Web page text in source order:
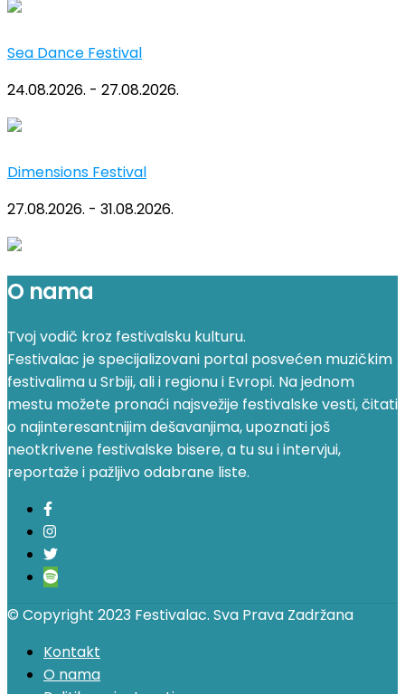
Sea Dance Festival
24.08.2026. - 27.08.2026.
Dimensions Festival
27.08.2026. - 31.08.2026.
O nama
Tvoj vodič kroz festivalsku kulturu.
Festivalac je specijalizovani portal posvećen muzičkim
festivalima u Srbiji, ali i regionu i Evropi. Na jednom
mestu možete pronaći najsvežije festivalske vesti, čitati
o najinteresantnijim dešavanjima, upoznati još
neotkrivene festivalske bisere, a tu su i intervjui,
reportaže i pažljivo odabrane liste.
© Copyright 2023 Festivalac. Sva Prava Zadržana
Kontakt
O nama